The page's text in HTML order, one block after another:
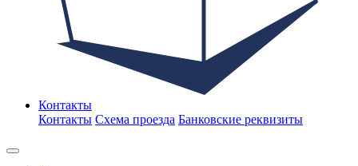
Контакты
Контакты Схема проезда Банковские реквизиты